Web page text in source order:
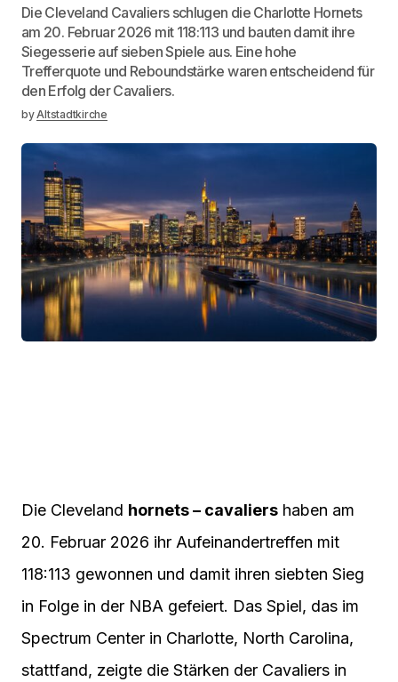
Die Cleveland Cavaliers schlugen die Charlotte Hornets
am 20. Februar 2026 mit 118:113 und bauten damit ihre
Siegesserie auf sieben Spiele aus. Eine hohe
Trefferquote und Reboundstärke waren entscheidend für
den Erfolg der Cavaliers.
byAltstadtkirche
Die Cleveland hornets – cavaliers haben am
20. Februar 2026 ihr Aufeinandertreffen mit
118:113 gewonnen und damit ihren siebten Sieg
in Folge in der NBA gefeiert. Das Spiel, das im
Spectrum Center in Charlotte, North Carolina,
stattfand, zeigte die Stärken der Cavaliers in